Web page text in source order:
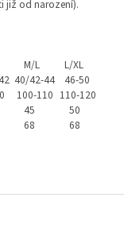
již od narození).
M/L
L/XL
40/42-44
46-50
100-110 110-120
45
50
68 68